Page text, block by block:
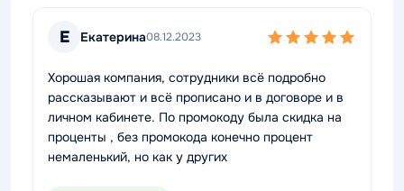
Е Екатерина08.12.2023
Хорошая компания, сотрудники всё подробно
рассказывают и всё прописано и в договоре и в
личном кабинете. По промокоду была скидка на
проценты , без промокода конечно процент
немаленький, но как у других